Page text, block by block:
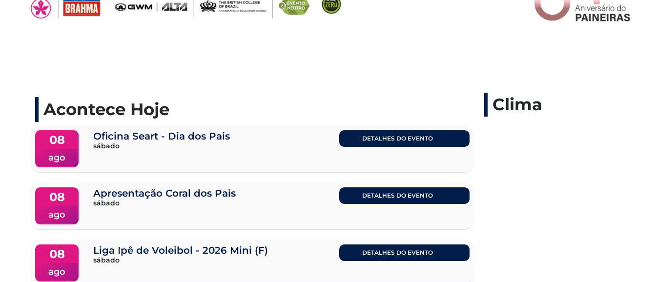
Acontece Hoje
08
ago
Oficina Seart - Dia dos Pais
sábado
DETALHES DO EVENTO
08
ago
Apresentação Coral dos Pais
sábado
DETALHES DO EVENTO
08
ago
Liga Ipê de Voleibol - 2026 Mini (F)
sábado
DETALHES DO EVENTO
Clima